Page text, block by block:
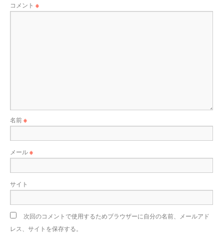
コメント ※
名前※
メール※
サイト
次回のコメントで使用するためブラウザーに自分の名前、メールアド
レス、サイトを保存する。